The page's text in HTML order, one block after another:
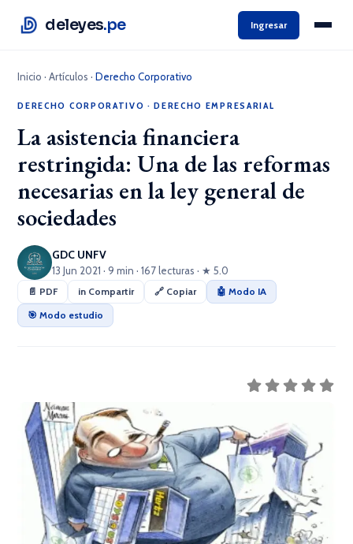
deleyes.pe Ingresar
Inicio ·Artículos ·Derecho Corporativo
DERECHO CORPORATIVO ·DERECHO EMPRESARIAL
La asistencia financiera
restringida: Una de las reformas
necesarias en la ley general de
sociedades
GDC UNFV
13 Jun 2021 · 9 min · 167 lecturas · ★ 5.0
📄 PDF in Compartir 🔗 Copiar
🤖 Modo IA
🎯 Modo estudio